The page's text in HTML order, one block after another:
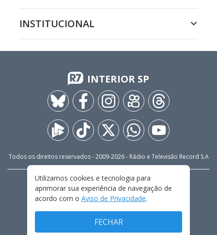
INSTITUCIONAL
INTERIOR SP
Todos os direitos reservados - 2009-2026- Rádio e Televisão Record S.A
FALE CONOSCO
PRIVACIDADE
TERMOS E CONDIÇÕES DE USO
Utilizamos cookies e tecnologia para
aprimorar sua experiência de navegação de
acordo com o Aviso de Privacidade.
FECHAR